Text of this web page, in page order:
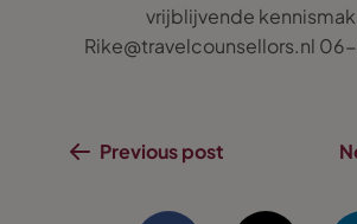
vrijblijvende
Rike@travelcounsellors.nl
Previous post